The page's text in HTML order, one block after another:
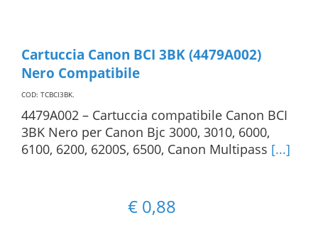
Cartuccia Canon BCI 3BK (4479A002)
Nero Compatibile
COD: TCBCI3BK.
4479A002 – Cartuccia compatibile Canon BCI
3BK Nero per Canon Bjc 3000, 3010, 6000,
6100, 6200, 6200S, 6500, Canon Multipass [...]
€ 0,88